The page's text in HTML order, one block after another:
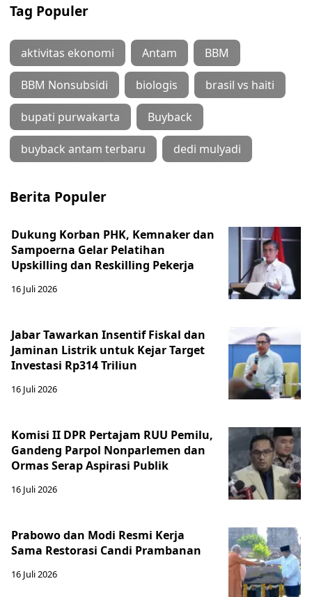
Tag Populer
aktivitas ekonomi Antam BBM
BBM Nonsubsidi biologis brasil vs haiti
bupati purwakarta Buyback
buyback antam terbaru dedi mulyadi
Berita Populer
Dukung Korban PHK, Kemnaker dan
Sampoerna Gelar Pelatihan
Upskilling dan Reskilling Pekerja
16 Juli 2026
Jabar Tawarkan Insentif Fiskal dan
Jaminan Listrik untuk Kejar Target
Investasi Rp314 Triliun
16 Juli 2026
Komisi II DPR Pertajam RUU Pemilu,
Gandeng Parpol Nonparlemen dan
Ormas Serap Aspirasi Publik
16 Juli 2026
Prabowo dan Modi Resmi Kerja
Sama Restorasi Candi Prambanan
16 Juli 2026